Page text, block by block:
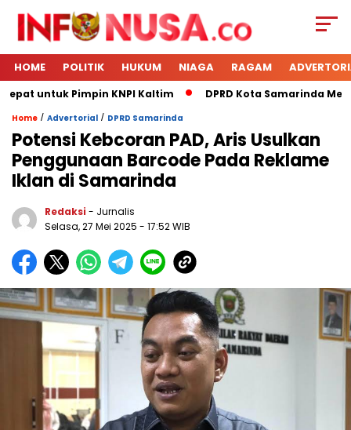
HOME POLITIK HUKUM NIAGA RAGAM
untuk Pimpin KNPI Kaltim DPRD Kota Samarinda
Home / Advertorial / DPRD Samarinda
Potensi Kebcoran PAD, Aris Usulkan
Penggunaan Barcode Pada Reklame
Iklan di Samarinda
Redaksi - Jurnalis
Selasa, 27 Mei 2025 - 17:52 WIB